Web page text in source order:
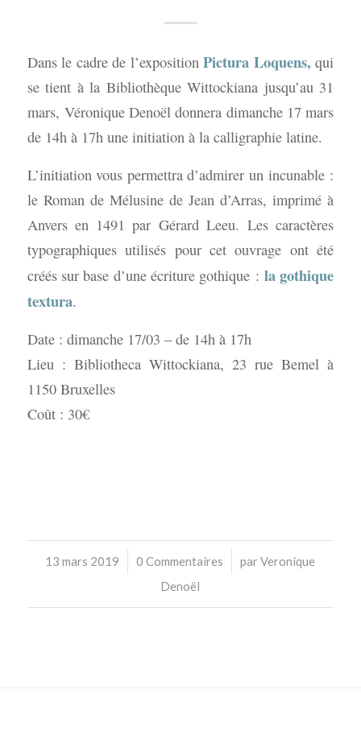
Dans le cadre de l’expositionPictura Loquens,qui
se tient à la Bibliothèque Wittockiana jusqu’au 31
mars, Véronique Denoël donnera dimanche 17 mars
de 14h à 17h une initiation à la calligraphie latine.
L’initiation vous permettra d’admirer un incunable :
le Roman de Mélusine de Jean d’Arras, imprimé à
Anvers en 1491 par Gérard Leeu. Les caractères
typographiques utilisés pour cet ouvrage ont été
créés sur base d’une écriture gothique :la gothique
textura.
Date : dimanche 17/03 – de 14h à 17h
Lieu : Bibliotheca Wittockiana, 23 rue Bemel à
1150 Bruxelles
Coût : 30€
13 mars 2019
/ 0 Commentaires
/ parVeronique
Denoël